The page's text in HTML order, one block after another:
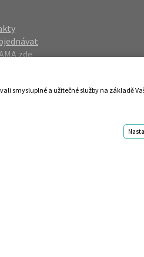
zde
/Login
smysluplné a užitečné služby na základě